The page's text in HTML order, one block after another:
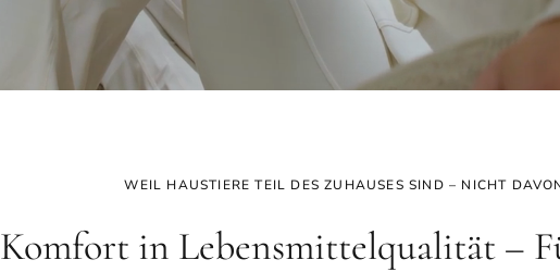
WEIL HAUSTIERE TEIL DES ZUHAUSES SIND – NICHT
Komfort in Lebensmittelqualität –